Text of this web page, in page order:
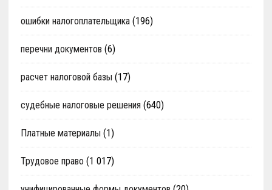
ошибки налогоплательщика(196)
перечни документов (6)
расчет налоговой базы (17)
судебные налоговые решения (640)
Платные материалы (1)
Трудовое право (1 017)